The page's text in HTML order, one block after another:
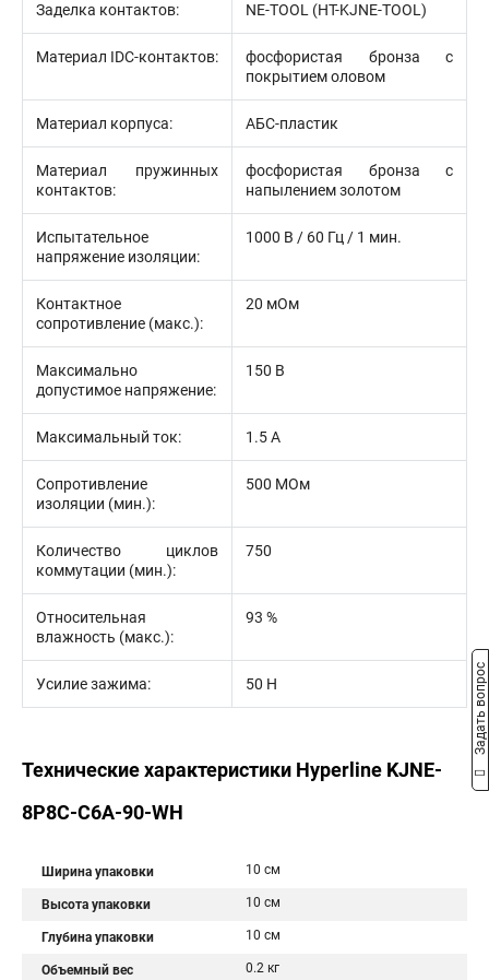
Заделка контактов: NE-TOOL (HT-KJNE-TOOL)
Материал IDC-контактов:
фосфористая бронза с
покрытием оловом
Материал корпуса: АБС-пластик
Материал пружинных
контактов:
фосфористая бронза с
напылением золотом
Испытательное
напряжение изоляции:
1000 В / 60 Гц / 1 мин.
Контактное
сопротивление (макс.):
20 мОм
Максимально
допустимое напряжение:
150 В
Максимальный ток: 1.5 А
Сопротивление
изоляции (мин.):
500 МОм
Количество циклов
коммутации (мин.):
750
Относительная
влажность (макс.):
93 %
Усилие зажима: 50 Н
Технические характеристики Hyperline KJNE-
8P8C-C6A-90-WH
Ширина упаковки 10 см
Высота упаковки 10 см
Глубина упаковки 10 см
Объемный вес 0.2 кг
Задать вопрос